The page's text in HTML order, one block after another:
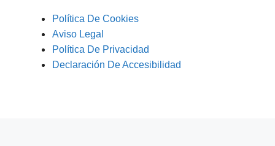
Política De Cookies
Aviso Legal
Política De Privacidad
Declaración De Accesibilidad